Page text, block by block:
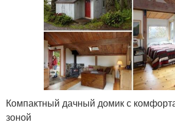
Компактный дачный домик с
зоной